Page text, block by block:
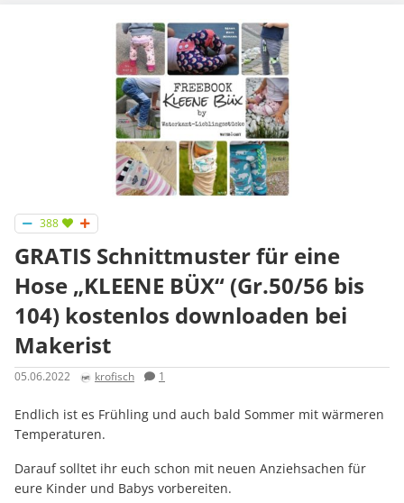
388
GRATIS Schnittmuster für eine
Hose „KLEENE BÜX“ (Gr.50/56 bis
104) kostenlos downloaden bei
Makerist
05.06.2022 krofisch 1
Endlich ist es Frühling und auch bald Sommer mit wärmeren
Temperaturen.
Darauf solltet ihr euch schon mit neuen Anziehsachen für
eure Kinder und Babys vorbereiten.